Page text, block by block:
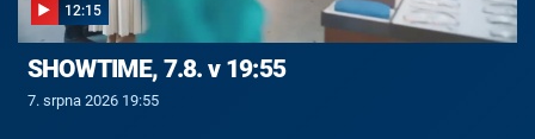
12:15
SHOWTIME, 7.8. v 19:55
7. srpna 2026 19:55